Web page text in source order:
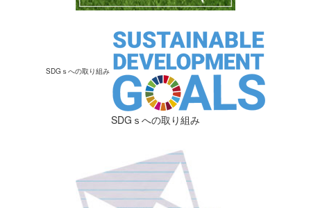
SDGｓへの取り組み
SDGｓへの取り組み